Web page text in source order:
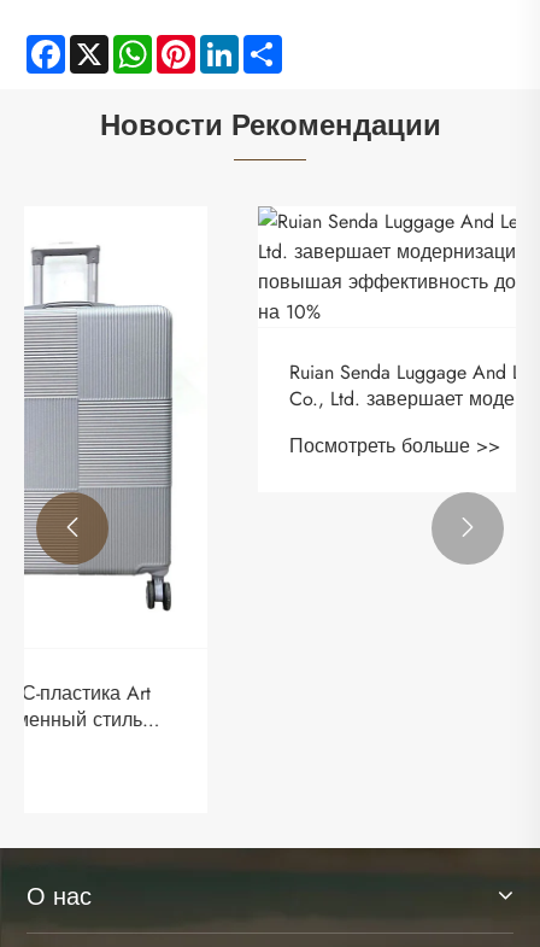
Facebook
X WhatsApp
PinterestLinkedIn
Новости Рекомендации
​Ruian Senda Luggage And Leather Products
Co., Ltd. завершает модернизацию ERP-
системы, повышая эффективность
доставки более чем на 10%
Посмотреть больше >>
 
О нас